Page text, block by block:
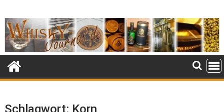
to
content